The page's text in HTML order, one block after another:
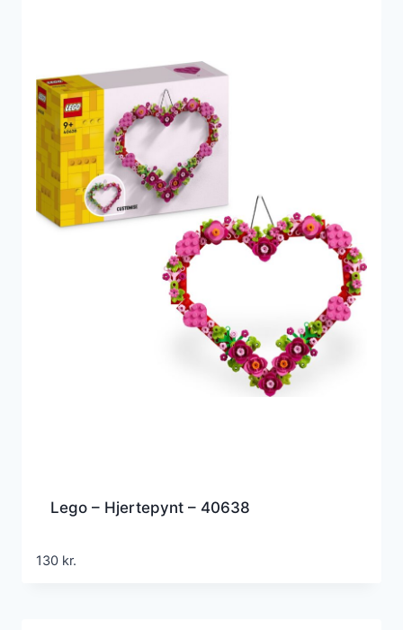
Lego – Hjertepynt – 40638
130 kr.